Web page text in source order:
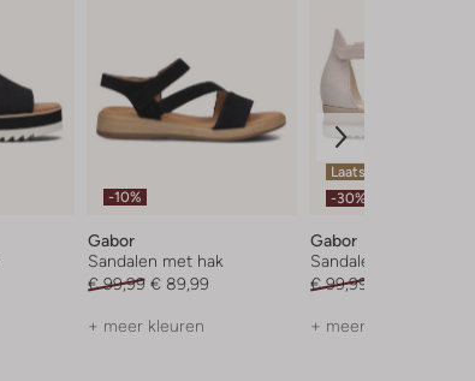
-10%
Gabor
Sandalen met hak
€ 99,99 € 89,99
+ meer kleuren
Laatste maten
-30%
Gabor
Sandalen met hak
€ 99,99
+ meer kleuren